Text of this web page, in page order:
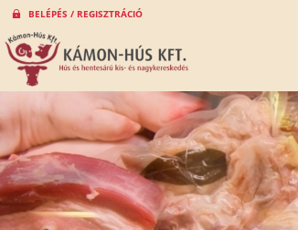
BELÉPÉS / REGISZTRÁCIÓ